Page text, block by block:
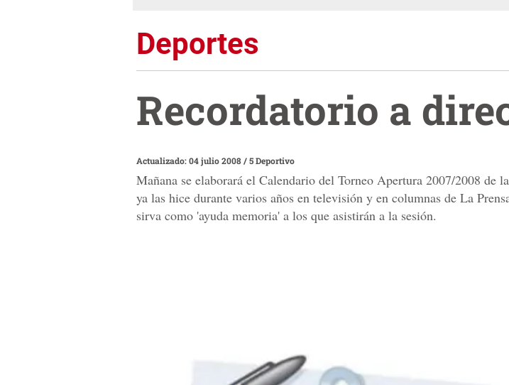
Deportes
Recordatorio a
Actualizado: 04 julio 2008/5 Deportivo
Mañana se elaborará el Calendario del Torneo Apertura 2007/2008 de
ya las hice durante varios años en televisión y en columnas de La
sirva como 'ayuda memoria' a los que asistirán a la sesión.